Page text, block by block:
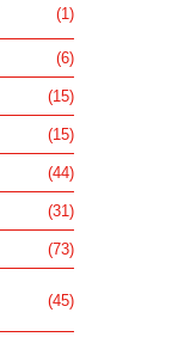
(1)
(6)
(15)
(15)
(44)
(31)
(73)
(45)